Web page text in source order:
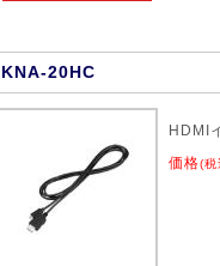
KNA-20HC
HDMI
価格(税